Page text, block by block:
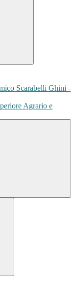
Agrario e